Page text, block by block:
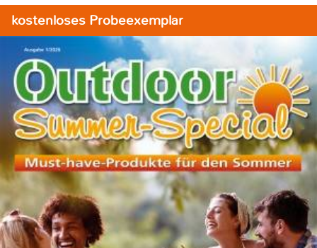
kostenloses Probeexemplar